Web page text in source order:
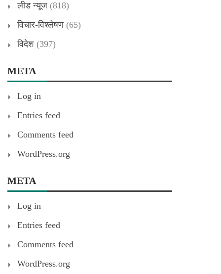
लीड न्यूज (818)
विचार-विश्लेषण(65)
विदेश (397)
META
Log in
Entries feed
Comments feed
WordPress.org
META
Log in
Entries feed
Comments feed
WordPress.org